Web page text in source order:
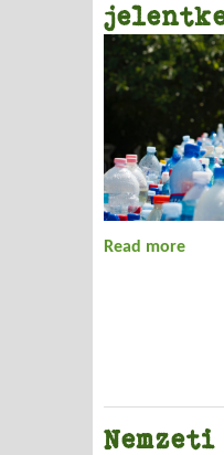
Read more
Nemzeti